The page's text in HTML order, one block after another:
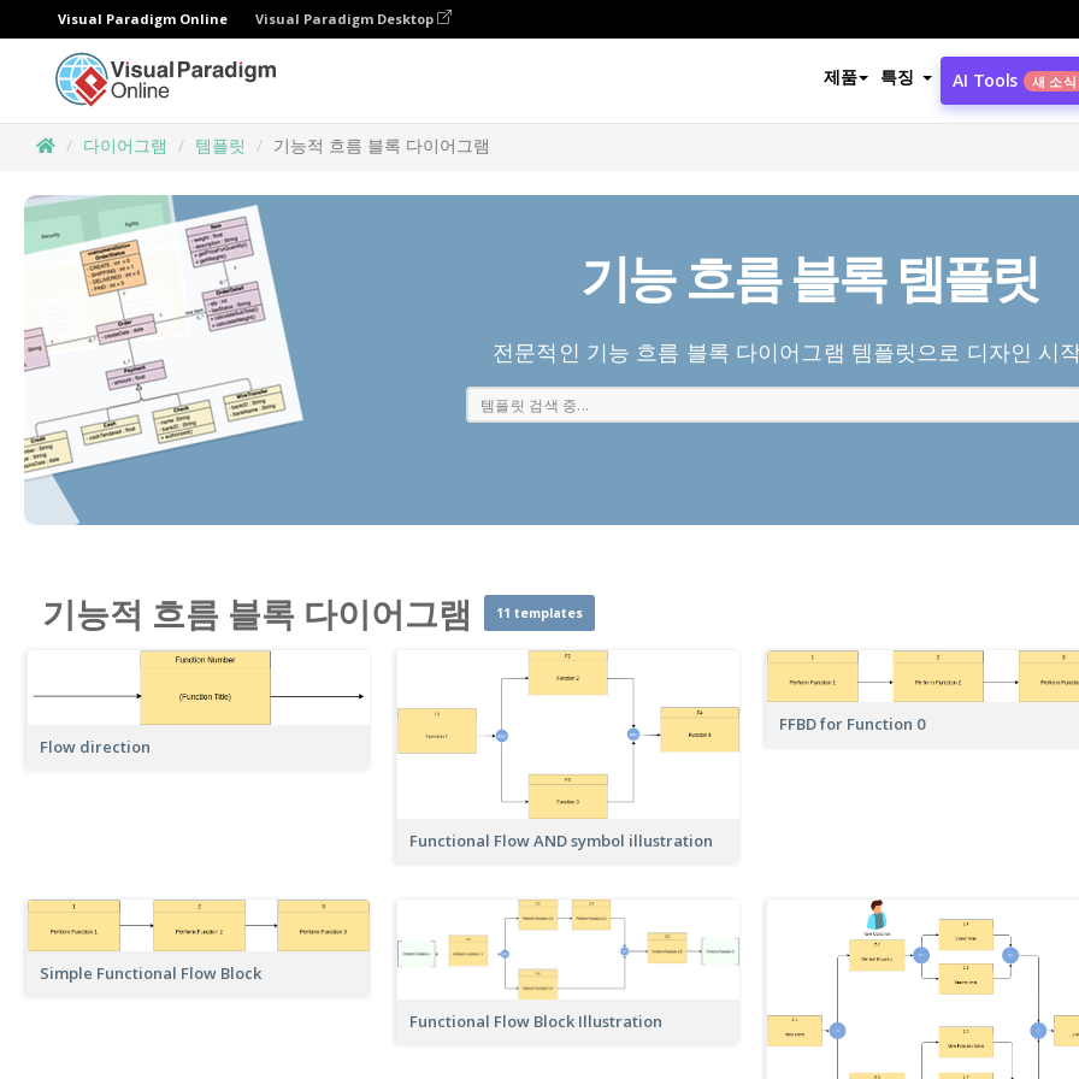
Visual Paradigm Online Visual Paradigm Desktop
제품 특징 AI Tools 새 소식
다이어그램 템플릿 기능적 흐름 블록 다이어그램
기능 흐름 블록 템플릿
전문적인 기능 흐름 블록 다이어그램 템플릿으로 디자인 시
기능적 흐름 블록 다이어그램 11 templates
Flow direction
Functional Flow AND symbol illustration
FFBD for Function 0
Simple Functional Flow Block
Functional Flow Block Illustration